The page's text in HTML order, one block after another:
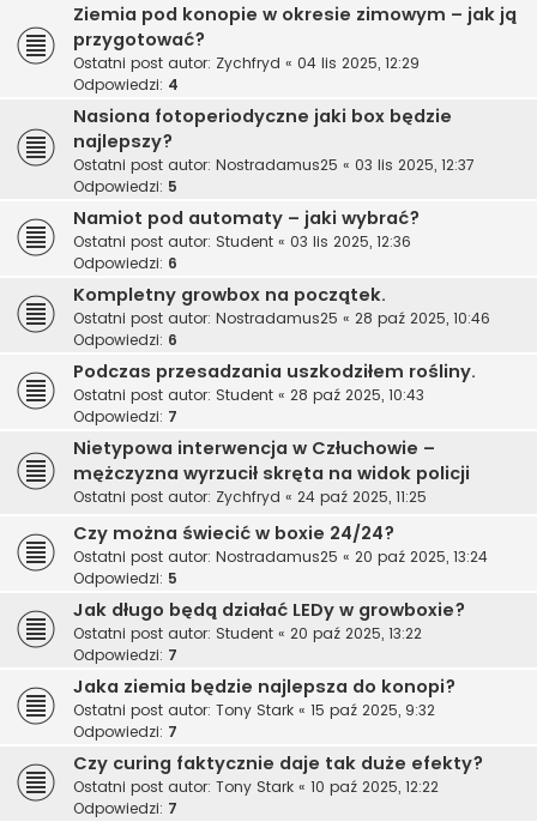
Ziemia pod konopie w okresie zimowym – jak ją
przygotować?
Ostatni post autor: Zychfryd « 04 lis 2025, 12:29
Odpowiedzi: 4
Nasiona fotoperiodyczne jaki box będzie
najlepszy?
Ostatni post autor: Nostradamus25 « 03 lis 2025, 12:37
Odpowiedzi: 5
Namiot pod automaty – jaki wybrać?
Ostatni post autor: Student « 03 lis 2025, 12:36
Odpowiedzi: 6
Kompletny growbox na początek.
Ostatni post autor: Nostradamus25 « 28 paź 2025, 10:46
Odpowiedzi: 6
Podczas przesadzania uszkodziłem rośliny.
Ostatni post autor: Student « 28 paź 2025, 10:43
Odpowiedzi: 7
Nietypowa interwencja w Człuchowie –
mężczyzna wyrzucił skręta na widok policji
Ostatni post autor: Zychfryd « 24 paź 2025, 11:25
Czy można świecić w boxie 24/24?
Ostatni post autor: Nostradamus25 « 20 paź 2025, 13:24
Odpowiedzi: 5
Jak długo będą działać LEDy w growboxie?
Ostatni post autor: Student « 20 paź 2025, 13:22
Odpowiedzi: 7
Jaka ziemia będzie najlepsza do konopi?
Ostatni post autor: Tony Stark « 15 paź 2025, 9:32
Odpowiedzi: 7
Czy curing faktycznie daje tak duże efekty?
Ostatni post autor: Tony Stark « 10 paź 2025, 12:22
Odpowiedzi: 7